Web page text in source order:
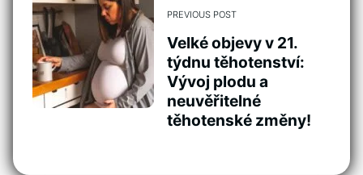
PREVIOUS POST
Velké objevy v 21.
týdnu těhotenství:
Vývoj plodu a
neuvěřitelné
těhotenské změny!